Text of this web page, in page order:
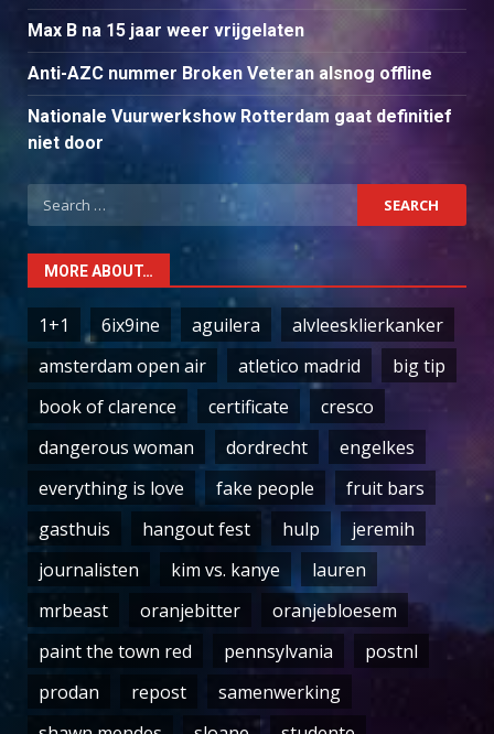
Max B na 15 jaar weer vrijgelaten
Anti-AZC nummer Broken Veteran alsnog offline
Nationale Vuurwerkshow Rotterdam gaat definitief
niet door
Search
for:
MORE ABOUT…
1+1 6ix9ine aguilera
alvleesklierkanker
amsterdam open air
atletico madrid
big tip
book of clarence
certificate
cresco
dangerous woman
dordrecht
engelkes
everything is love
fake people
fruit bars
gasthuis
hangout fest hulp
jeremih
journalisten
kim vs. kanye
lauren
mrbeast
oranjebitter
oranjebloesem
paint the town red
pennsylvania
postnl
prodan
repost
samenwerking